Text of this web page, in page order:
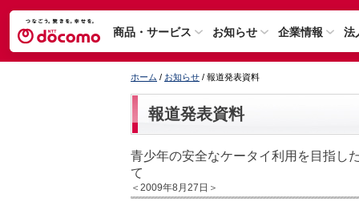
商品・サービス お知らせ 企業情報 法
ホーム / お知らせ / 報道発表資料
報道発表資料
青少年の安全なケータイ利用を目指し
て
＜2009年8月27日＞